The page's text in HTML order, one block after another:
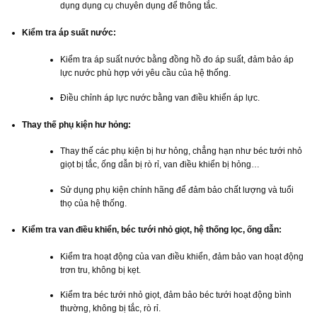
dụng dụng cụ chuyên dụng để thông tắc.
Kiểm tra áp suất nước:
Kiểm tra áp suất nước bằng đồng hồ đo áp suất, đảm bảo áp
lực nước phù hợp với yêu cầu của hệ thống.
Điều chỉnh áp lực nước bằng van điều khiển áp lực.
Thay thế phụ kiện hư hỏng:
Thay thế các phụ kiện bị hư hỏng, chẳng hạn như béc tưới nhỏ
giọt bị tắc, ống dẫn bị rò rỉ, van điều khiển bị hỏng…
Sử dụng phụ kiện chính hãng để đảm bảo chất lượng và tuổi
thọ của hệ thống.
Kiểm tra van điều khiển, béc tưới nhỏ giọt, hệ thống lọc, ống dẫn:
Kiểm tra hoạt động của van điều khiển, đảm bảo van hoạt động
trơn tru, không bị kẹt.
Kiểm tra béc tưới nhỏ giọt, đảm bảo béc tưới hoạt động bình
thường, không bị tắc, rò rỉ.